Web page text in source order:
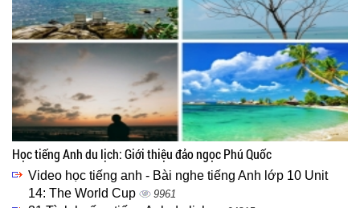
Học tiếng Anh du lịch: Giới thiệu đảo ngọc Phú Quốc
Video học tiếng anh - Bài nghe tiếng Anh lớp 10 Unit
14: The World Cup
9961